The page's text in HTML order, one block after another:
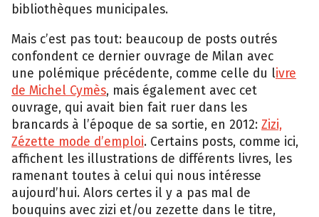
bibliothèques municipales.
Mais c’est pas tout: beaucoup de posts outrés
confondent ce dernier ouvrage de Milan avec
une polémique précédente, comme celle du livre
de Michel Cymès , mais également avec cet
ouvrage, qui avait bien fait ruer dans les
brancards à l’époque de sa sortie, en 2012: Zizi,
Zézette mode d’emploi. Certains posts, comme ici,
affichent les illustrations de différents livres, les
ramenant toutes à celui qui nous intéresse
aujourd’hui. Alors certes il y a pas mal de
bouquins avec zizi et/ou zezette dans le titre,